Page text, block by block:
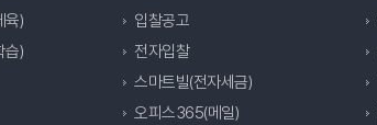
육)
습)
입찰공고
전자입찰
스마트빌(전자세금)
오피스365(메일)